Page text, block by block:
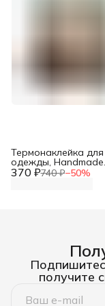
370 ₽740 ₽−50%
Термонаклейка для
одежды, Handmade
Сердца 5х5 см,
получите